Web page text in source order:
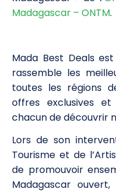
Madagascar – ONTM.
Mada Best Deals
rassemble les
toutes les régions
offres exclusives
chacun de découvrir
Lors de son
Tourisme et de
de promouvoir
Madagascar